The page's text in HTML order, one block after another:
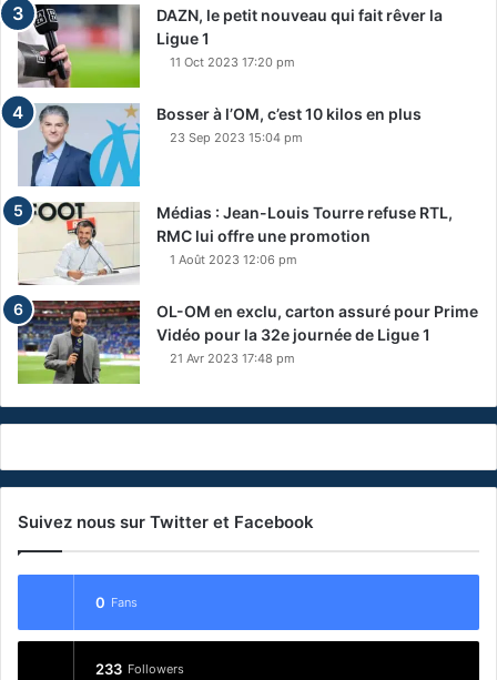
DAZN, le petit nouveau qui fait rêver la
Ligue 1
11 Oct 2023 17:20 pm
Bosser à l’OM, c’est 10 kilos en plus
23 Sep 2023 15:04 pm
Médias : Jean-Louis Tourre refuse RTL,
RMC lui offre une promotion
1 Août 2023 12:06 pm
OL-OM en exclu, carton assuré pour Prime
Vidéo pour la 32e journée de Ligue 1
21 Avr 2023 17:48 pm
Suivez nous sur Twitter et Facebook
0 Fans
233 Followers